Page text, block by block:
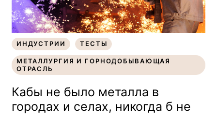
ИНДУСТРИИ
ИНДУСТРИИ
ТЕСТЫ
ТЕСТЫ
ОТРАСЛЬ
МЕТАЛЛУРГИЯ И ГОРНОДОБЫВАЮЩАЯ
ОТРАСЛЬ
Кабы не было металла в
городах и селах, никогда б не